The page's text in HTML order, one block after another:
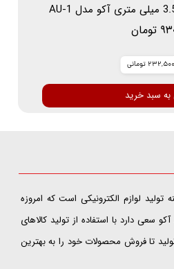
232,500 تومانی
به سبد خرید
لوازم الکترونیکی است که امروزه
سعی دارد با استفاده از تولید کالاهای
تا فروش محصولات خود را به بهترین